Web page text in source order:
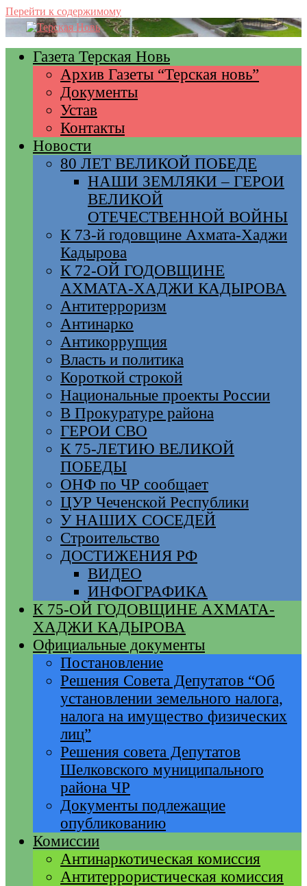
Перейти к содержимому
Газета Терская Новь
Архив Газеты “Терская новь”
Документы
Устав
Контакты
Новости
80 ЛЕТ ВЕЛИКОЙ ПОБЕДЕ
НАШИ ЗЕМЛЯКИ – ГЕРОИ
ВЕЛИКОЙ
ОТЕЧЕСТВЕННОЙ ВОЙНЫ
К 73-й годовщине Ахмата-Хаджи
Кадырова
К 72-ОЙ ГОДОВЩИНЕ
АХМАТА-ХАДЖИ КАДЫРОВА
Антитерроризм
Антинарко
Антикоррупция
Власть и политика
Короткой строкой
Национальные проекты России
В Прокуратуре района
ГЕРОИ СВО
К 75-ЛЕТИЮ ВЕЛИКОЙ
ПОБЕДЫ
ОНФ по ЧР сообщает
ЦУР Чеченской Республики
У НАШИХ СОСЕДЕЙ
Строительство
ДОСТИЖЕНИЯ РФ
ВИДЕО
ИНФОГРАФИКА
К 75-ОЙ ГОДОВЩИНЕ АХМАТА-
ХАДЖИ КАДЫРОВА
Официальные документы
Постановление
Решения Совета Депутатов “Об
установлении земельного налога,
налога на имущество физических
лиц”
Решения совета Депутатов
Шелковского муниципального
района ЧР
Документы подлежащие
опубликованию
Комиссии
Антинаркотическая комиссия
Антитеррористическая комиссия